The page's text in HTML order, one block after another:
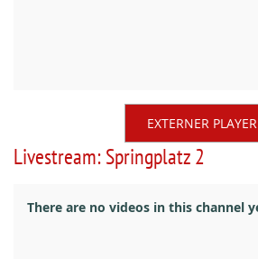
EXTERNER PLAYER
Livestream: Springplatz 2